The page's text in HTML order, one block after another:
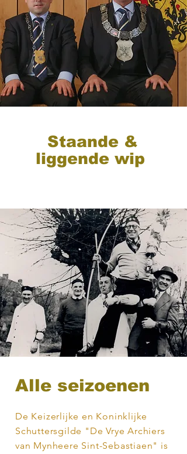
Staande &
liggende wip
Alle seizoenen
De Keizerlijke en Koninklijke
Schuttersgilde "De Vrye Archiers
van Mynheere Sint-Sebastiaen" is